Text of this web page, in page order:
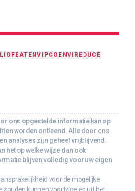
FEATENVIPCO ENVI REDUCE
ons opgestelde informatie kan op
worden ontleend. Alle door ons
analyses zijn geheel vrijblijvend.
het op welke wijze dan ook
blijven volledig voor uw eigen
voor de mogelijke
zouden kunnen voortvloeien uit het